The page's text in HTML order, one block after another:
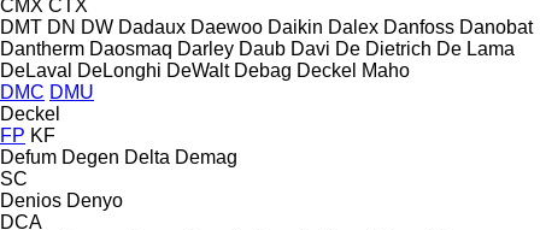
CMX CTX
DMT DN DW Dadaux Daewoo Daikin Dalex Danfoss Danobat
Dantherm Daosmaq Darley Daub Davi De Dietrich De Lama
DeLaval
DeLonghi DeWalt Debag Deckel Maho
DMC DMU
Deckel
FP KF
Defum Degen Delta Demag
SC
Denios Denyo
DCA